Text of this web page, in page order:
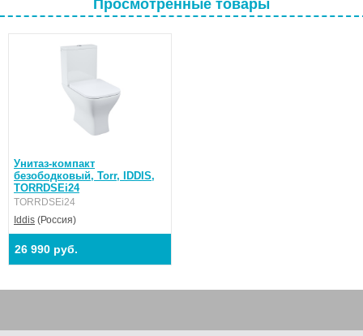
Просмотренные товары
Унитаз-компакт
безободковый, Torr, IDDIS,
TORRDSEi24
TORRDSEi24
Iddis (Россия)
26 990 руб.